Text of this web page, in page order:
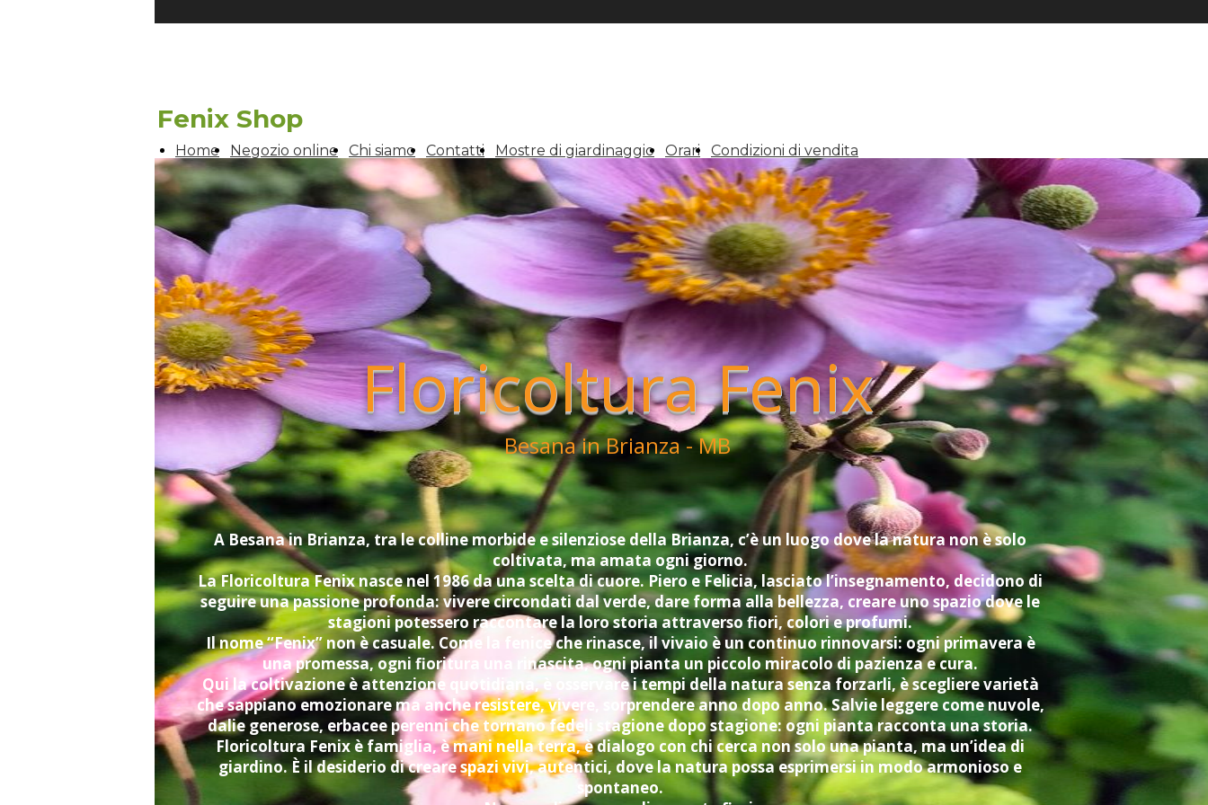
Fenix Shop
Home Negozio online Chi siamo Contatti Mostre di giardinaggio Orari Condizioni di vendita
Floricoltura Fenix
Besana in Brianza - MB
A Besana in Brianza, tra le colline morbide e silenziose della Brianza, c’è un luogo dove la natura non è solo
coltivata, ma amata ogni giorno.
La Floricoltura Fenix nasce nel 1986 da una scelta di cuore. Piero e Felicia, lasciato l’insegnamento, decidono di
seguire una passione profonda: vivere circondati dal verde, dare forma alla bellezza, creare uno spazio dove le
stagioni potessero raccontare la loro storia attraverso fiori, colori e profumi.
Il nome “Fenix” non è casuale. Come la fenice che rinasce, il vivaio è un continuo rinnovarsi: ogni primavera è
una promessa, ogni fioritura una rinascita, ogni pianta un piccolo miracolo di pazienza e cura.
Qui la coltivazione è attenzione quotidiana, è osservare i tempi della natura senza forzarli, è scegliere varietà
che sappiano emozionare ma anche resistere, vivere, sorprendere anno dopo anno. Salvie leggere come nuvole,
dalie generose, erbacee perenni che tornano fedeli stagione dopo stagione: ogni pianta racconta una storia.
Floricoltura Fenix è famiglia, è mani nella terra, è dialogo con chi cerca non solo una pianta, ma un’idea di
giardino. È il desiderio di creare spazi vivi, autentici, dove la natura possa esprimersi in modo armonioso e
spontaneo.